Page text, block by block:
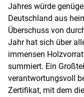
Jahres würde
Deutschland aus
Überschuss von
Jahr hat sich über
immensen
summiert. Ein
verantwortungsvoll
Zertifikat, mit dem